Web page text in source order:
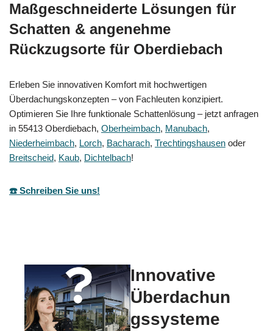
Maßgeschneiderte Lösungen für
Schatten & angenehme
Rückzugsorte für Oberdiebach
Erleben Sie innovativen Komfort mit hochwertigen
Überdachungskonzepten – von Fachleuten konzipiert.
Optimieren Sie Ihre funktionale Schattenlösung – jetzt anfragen
in 55413 Oberdiebach, Oberheimbach, Manubach,
Niederheimbach, Lorch, Bacharach, Trechtingshausen oder
Breitscheid, Kaub, Dichtelbach!
☎️ Schreiben Sie uns!
Innovative
Überdachun
gssysteme